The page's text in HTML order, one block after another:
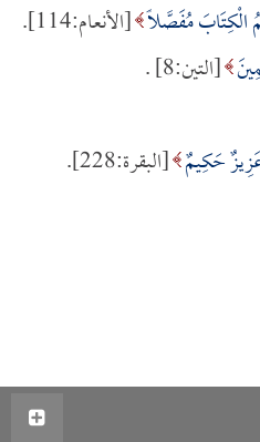
الْكِتَابَ مُفَصَّلًا [الأنعام:114].
[التين:8] .
حَكِيمٌ [البقرة:228].